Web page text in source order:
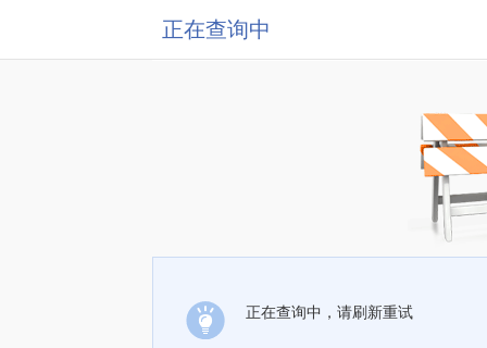
正在查询中
正在查询中，请刷新重试